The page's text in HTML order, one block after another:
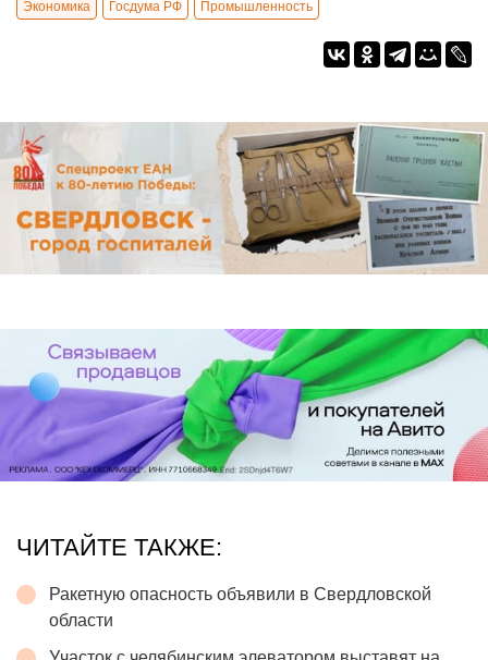
Экономика Госдума РФ Промышленность
ЧИТАЙТЕ ТАКЖЕ:
Ракетную опасность объявили в Свердловской
области